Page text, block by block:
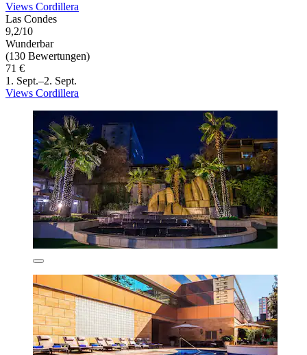
Views Cordillera
Las Condes
9,2/10
Wunderbar
(130 Bewertungen)
71 €
1. Sept.–2. Sept.
Views Cordillera